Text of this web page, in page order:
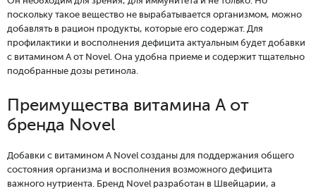
поскольку такое вещество не вырабатывается организмом, можно
добавлять в рацион продукты, которые его содержат. Для
профилактики и восполнения дефицита актуальным будет добавки
с витамином А от Novel. Она удобна приеме и содержит тщательно
подобранные дозы ретинола.
Преимущества витамина А от
бренда Novel
Добавки с витамином А Novel созданы для поддержания общего
состояния организма и восполнения возможного дефицита
важного нутриента. Бренд Novel разработан в Швейцарии, а